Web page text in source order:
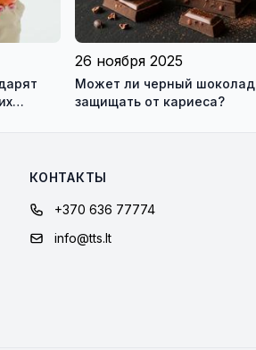
26 ноября 2025
Может ли черный шоколад
защищать от кариеса?
КОНТАКТЫ
+370 636 77774
info@tts.lt